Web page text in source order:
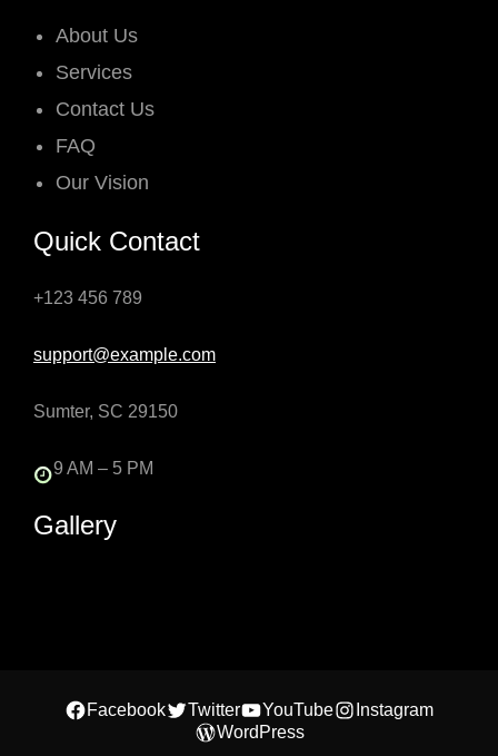
About Us
Services
Contact Us
FAQ
Our Vision
Quick Contact
+123 456 789
support@example.com
Sumter, SC 29150
9 AM – 5 PM
Gallery
Facebook Twitter YouTube
Instagram
WordPress